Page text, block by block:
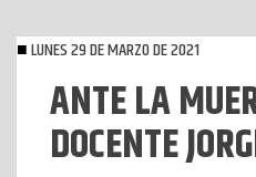
LUNES 29 DE MARZO DE 2021
ANTE LA
DOCENTE